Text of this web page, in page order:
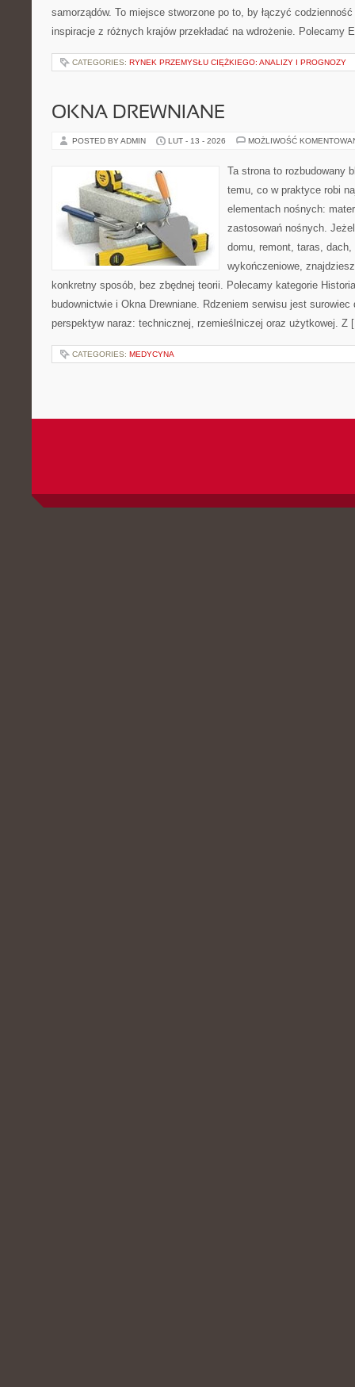
samorządów. To miejsce stworzone po to, by łączyć
inspiracje z różnych krajów przekładać na wdrożenie. Polecamy
CATEGORIES: RYNEK PRZEMYSŁU CIĘŻKIEGO: ANALIZY I PROGNOZY
OKNA DREWNIANE
POSTED BY ADMIN LUT - 13 - 2026 MOŻLIWOŚĆ
Ta strona to rozbudowany
temu, co w praktyce robi
elementach nośnych:
zastosowań nośnych.
domu, remont, taras,
wykończeniowe,
konkretny sposób, bez zbędnej teorii. Polecamy kategorie
budownictwie i Okna Drewniane. Rdzeniem serwisu jest
perspektyw naraz: technicznej, rzemieślniczej oraz użytkowej. Z
CATEGORIES: MEDYCYNA